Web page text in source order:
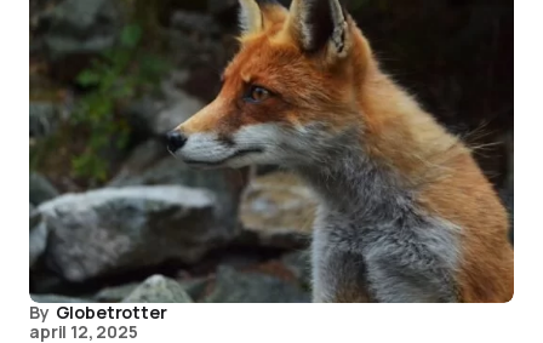
By Globetrotter
april 12, 2025